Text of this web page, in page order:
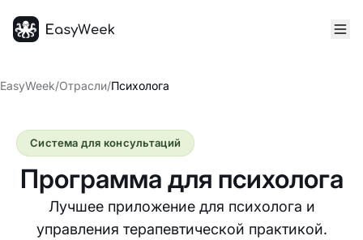
EasyWeek/Отрасли/Психолога
Программа для психолога
Лучшее приложение для психолога и
управления терапевтической практикой.
Система для консультаций